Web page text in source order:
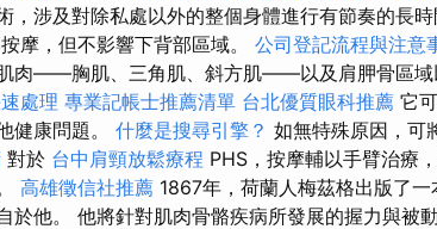
，涉及對除私處以外的整個身體進行有節奏的長
摩，但不影響下背部區域。 公司登記流程與注意
肉——胸肌、三角肌、斜方肌——以及肩胛骨區域
處理 專業記帳士推薦清單 台北優質眼科推薦 它
健康問題。 什麼是搜尋引擎？ 如無特殊原因，可
對於 台中肩頸放鬆療程 PHS，按摩輔以手臂治療
高雄徵信社推薦 1867年，荷蘭人梅茲格出版了
於他。 他將針對肌肉骨骼疾病所發展的握力與被